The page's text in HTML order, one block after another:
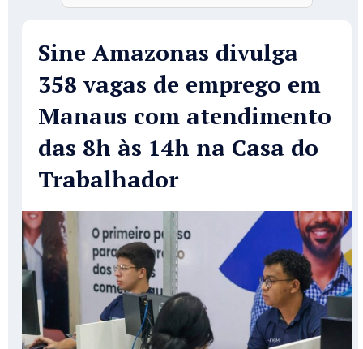
Sine Amazonas divulga
358 vagas de emprego em
Manaus com atendimento
das 8h às 14h na Casa do
Trabalhador